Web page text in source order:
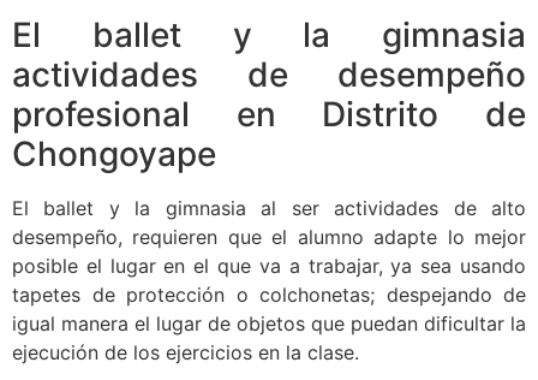
El ballet y la gimnasia
actividades de desempeño
profesional en Distrito de
Chongoyape
El ballet y la gimnasia al ser actividades de alto
desempeño, requieren que el alumno adapte lo mejor
posible el lugar en el que va a trabajar, ya sea usando
tapetes de protección o colchonetas; despejando de
igual manera el lugar de objetos que puedan dificultar la
ejecución de los ejercicios en la clase.